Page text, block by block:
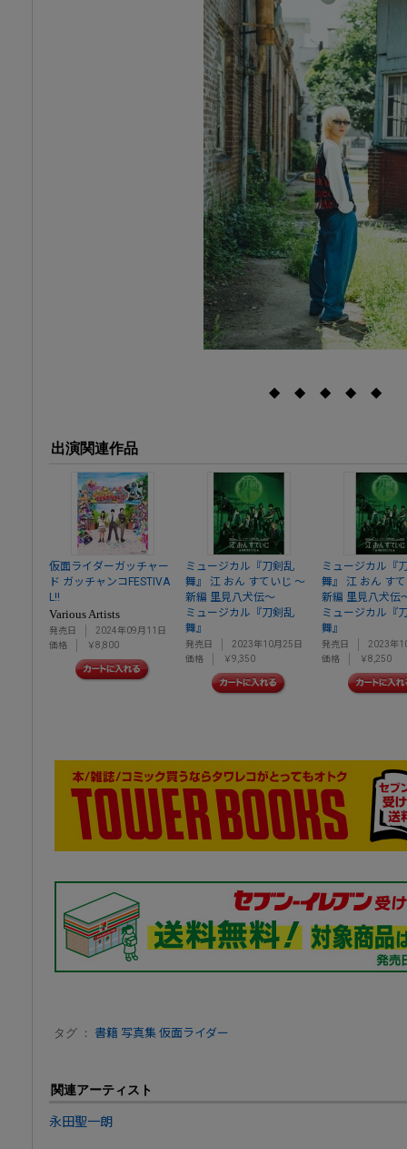
◆ ◆ ◆ ◆ ◆
出演関連作品
仮面ライダーガッチャー
ド ガッチャンコFESTIVA
L!!
Various Artists
発売日
2024年09月11日
価格
￥8,800
ミュージカル『刀剣乱
舞』 江 おん すていじ ～
新編 里見八犬伝～
ミュージカル『刀剣乱
舞』
発売日
2023年10月25日
価格
￥9,350
ミュージカル『
舞』 江 おん す
新編 里見八犬伝
ミュージカル『
舞』
発売日
2023年
価格
￥8,250
タグ ： 書籍 写真集 仮面ライダー
関連アーティスト
永田聖一朗